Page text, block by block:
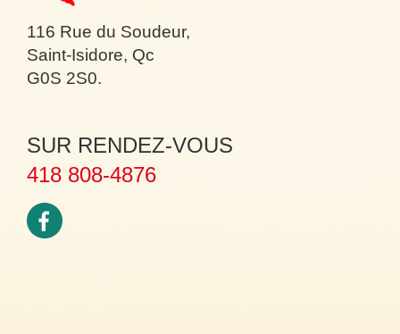
116 Rue du Soudeur,
Saint-Isidore, Qc
G0S 2S0.
SUR RENDEZ-VOUS
418 808-4876